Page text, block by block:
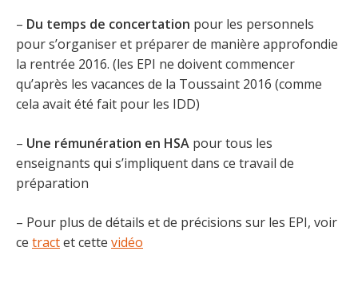
– Du temps de concertation pour les personnels
pour s’organiser et préparer de manière approfondie
la rentrée 2016. (les EPI ne doivent commencer
qu’après les vacances de la Toussaint 2016 (comme
cela avait été fait pour les IDD)
– Une rémunération en HSA pour tous les
enseignants qui s’impliquent dans ce travail de
préparation
– Pour plus de détails et de précisions sur les EPI, voir
ce tractet cette vidéo